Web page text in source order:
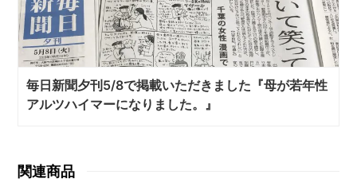
毎日新聞夕刊5/8で掲載いただきました『母が若年性
アルツハイマーになりました。』
関連商品